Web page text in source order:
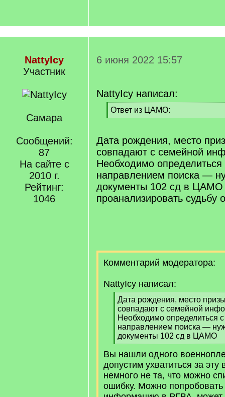
NattyIcy
Участник
Самара
Сообщений:
87
На сайте с
2010 г.
Рейтинг:
1046
6 июня 2022 15:57
NattyIcy написал:
[
q
Ответ из ЦАМО:
[
q
]
Дата рождения, место
совпадают с семейной
Необходимо
направлением поиска —
документы 102 сд в ЦАМО
проанализировать судьбу
Комментарий модератора:
NattyIcy написал:
[
q
]
Дата рождения, место
совпадают с семейной
Необходимо определиться
направлением поиска —
документы 102 сд в ЦАМО
[
/
q
]
Вы нашли одного
допустим ухватиться за
немного не та, что можно
ошибку. Можно попробовать